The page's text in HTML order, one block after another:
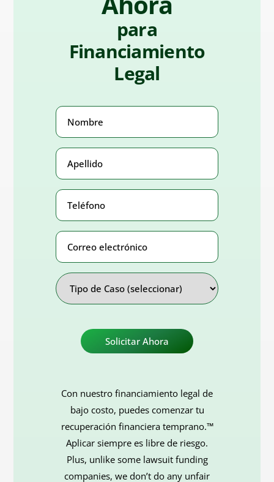
para
Financiamiento
Legal
Nombre
Apellido
Teléfono
Number(Obligatorio)
Correo
electrónico
Address
Tipo
de
Caso
Con nuestro financiamiento legal de
bajo costo, puedes comenzar tu
recuperación financiera temprano.™
Aplicar siempre es libre de riesgo.
Plus, unlike some lawsuit funding
companies, we don’t do any unfair